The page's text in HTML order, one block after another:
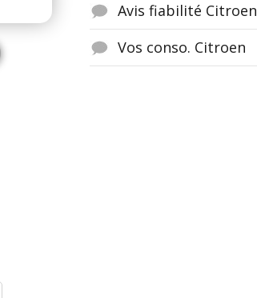
Avis fiabilité Citroen
Vos conso. Citroen